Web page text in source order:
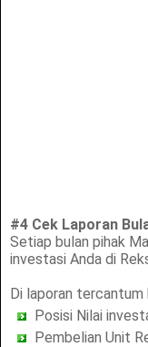
#4 Cek Laporan
Setiap bulan pihak
investasi Anda di
Di laporan
Posisi Nilai
Pembelian Unit